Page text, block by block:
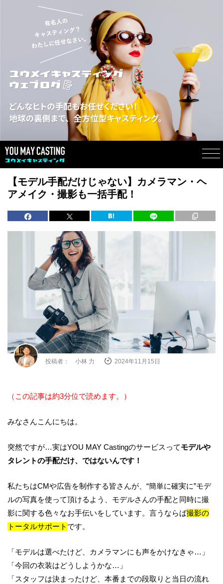
【モデル手配だけじゃない】カメラマン・ヘ
アメイク・撮影も一括手配！
投稿者： 小林 力 2024年11月15日
（この記事は約3分位で読めます。）
みなさんこんにちは。
突然ですが…実はYOU MAY Castingのサービスってモデルや
タレントの手配だけ、ではないんです！
私たちはCMや広告を制作する皆さんが、“簡単に確実に”モデ
ルの写真を使って頂けるよう、モデルさんの手配と同時に撮
影に関する色々なお手伝いをしています。言うならば撮影の
トータルサポート です。
「モデルは選べたけど、カメラマンにも声をかけなきゃ…」
「今回の衣装はどうしようかな…」
「スタッフは決まったけど、本番までの段取りと当日の流れ